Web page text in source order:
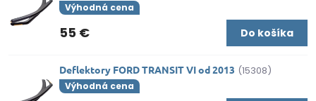
Výhodná cena
55 € Do košíka
Deflektory FORD TRANSIT VI od 2013 (15308)
Výhodná cena